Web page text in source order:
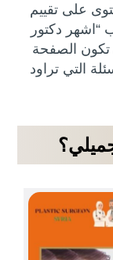
على تقييم
“اشهر دكتور
الصفحة
التي تراود